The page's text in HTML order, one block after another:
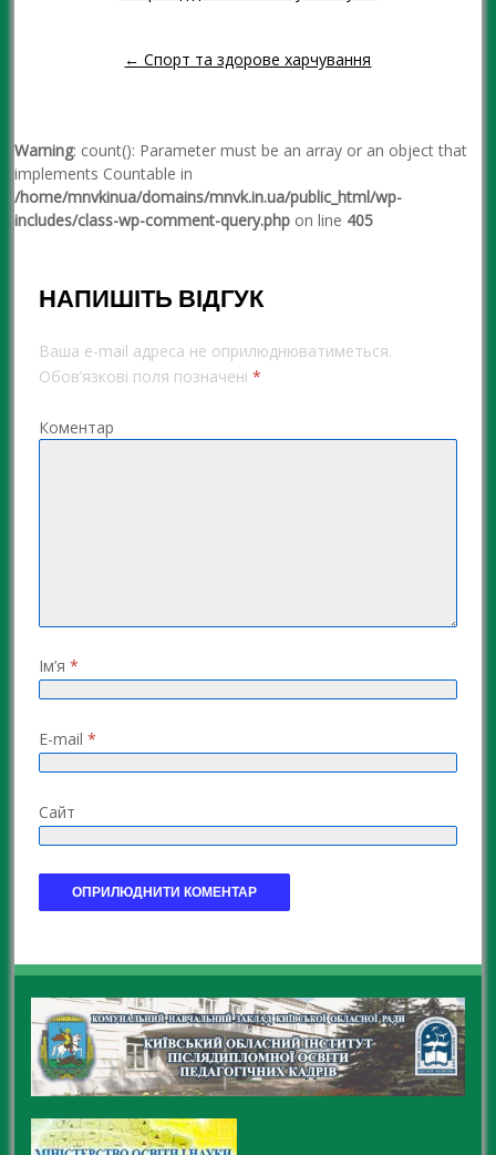
Навігація повідомленням
← Спорт та здорове харчування
Warning: count(): Parameter must be an array or an object that
implements Countable in
/home/mnvkinua/domains/mnvk.in.ua/public_html/wp-
includes/class-wp-comment-query.php on line 405
НАПИШІТЬ ВІДГУК
Ваша e-mail адреса не оприлюднюватиметься.
Обов’язкові поля позначені *
Коментар
Ім’я *
E-mail *
Сайт